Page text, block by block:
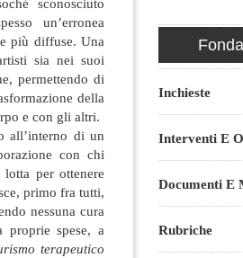
un’erronea
più diffuse. Una
sia nei suoi
permettendo di
della
e con gli altri.
all’interno di un
con chi
per ottenere
primo fra tutti,
nessuna cura
spese, a
terapeutico
Inchieste
Interventi E
Documenti E
Rubriche